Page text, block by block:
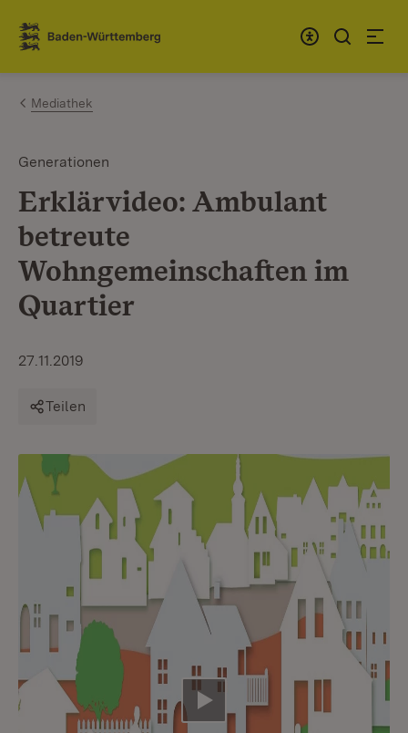
Zum Inhalt springen
Link zur Startseite
Mediathek
Generationen
Erklärvideo: Ambulant
betreute
Wohngemeinschaften im
Quartier
27.11.2019
Teilen
Video abspielen